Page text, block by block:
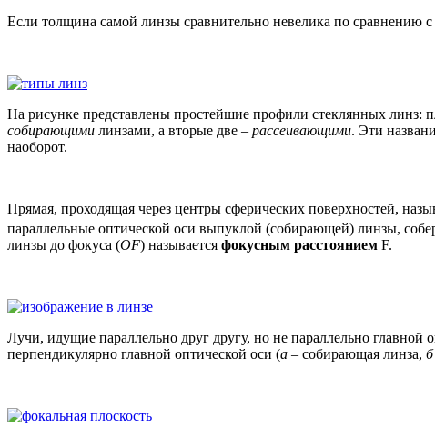
Если толщина самой линзы сравнительно невелика по сравнению с
На рисунке представлены простейшие профили стеклянных линз:
собирающими линзами, а вторые две – рассеивающими. Эти
наоборот.
Прямая, проходящая через центры сферических поверхностей,
параллельные оптической оси выпуклой (собирающей) линзы,
линзы до фокуса (OF) называется фокусным расстоянием F.
Лучи, идущие параллельно друг другу, но не параллельно главной
перпендикулярно главной оптической оси (а – собирающая линза, б